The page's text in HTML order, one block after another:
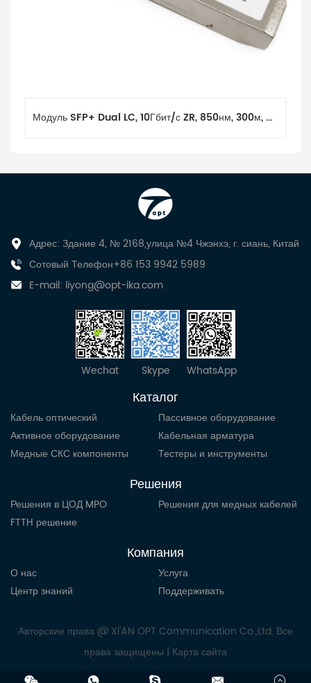
Модуль SFP+ Dual LC, 10Гбит/с ZR, 850нм, 300м, DOM DDM SMF с Cisco
Адрес: Здание 4, № 2168,улица №4 Чжэнхэ, г. сиань, Китай
Сотовый Телефон+86 153 9942 5989
E-mail: liyong@opt-ika.com
Wechat Skype WhatsApp
Каталог
Кабель оптический
Пассивное оборудование
Активное оборудование
Кабельная арматура
Медные СКС компоненты
Тестеры и инструменты
Решения
Решения в ЦОД MPO
Решения для медных кабелей
FTTH решение
Компания
О нас
Услуга
Центр знаний
Поддерживать
Авторские права @ XI'AN OPT Communication Co.,Ltd. Все
права защищены | Карта сайта